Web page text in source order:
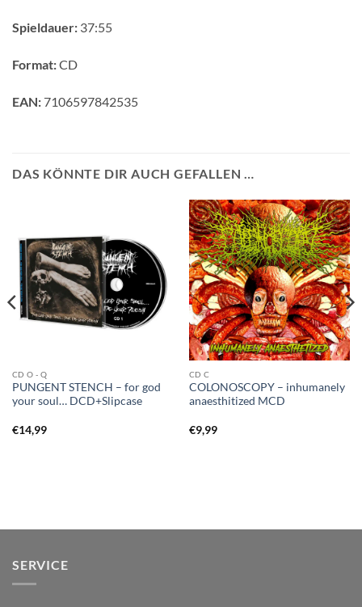
Spieldauer: 37:55
Format:CD
EAN: 7106597842535
DAS KÖNNTE DIR AUCH GEFALLEN …
CD O - Q
PUNGENT STENCH – for god
your soul… DCD+Slipcase
€14,99
CD C
COLONOSCOPY – inhumanely
anaesthitized MCD
€9,99
SERVICE